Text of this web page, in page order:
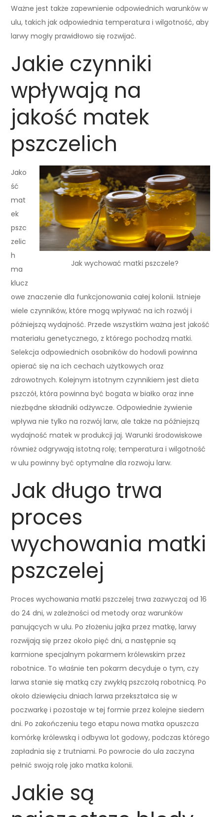
Ważne jest także zapewnienie odpowiednich warunków w
ulu, takich jak odpowiednia temperatura i wilgotność, aby
larwy mogły prawidłowo się rozwijać.
Jakie czynniki
wpływają na
jakość matek
pszczelich
Jak wychować matki pszczele?
Jako
ść
mat
ek
pszc
zelic
h
ma
klucz
owe znaczenie dla funkcjonowania całej kolonii. Istnieje
wiele czynników, które mogą wpływać na ich rozwój i
późniejszą wydajność. Przede wszystkim ważna jest jakość
materiału genetycznego, z którego pochodzą matki.
Selekcja odpowiednich osobników do hodowli powinna
opierać się na ich cechach użytkowych oraz
zdrowotnych. Kolejnym istotnym czynnikiem jest dieta
pszczół, która powinna być bogata w białko oraz inne
niezbędne składniki odżywcze. Odpowiednie żywienie
wpływa nie tylko na rozwój larw, ale także na późniejszą
wydajność matek w produkcji jaj. Warunki środowiskowe
również odgrywają istotną rolę; temperatura i wilgotność
w ulu powinny być optymalne dla rozwoju larw.
Jak długo trwa
proces
wychowania matki
pszczelej
Proces wychowania matki pszczelej trwa zazwyczaj od 16
do 24 dni, w zależności od metody oraz warunków
panujących w ulu. Po złożeniu jajka przez matkę, larwy
rozwijają się przez około pięć dni, a następnie są
karmione specjalnym pokarmem królewskim przez
robotnice. To właśnie ten pokarm decyduje o tym, czy
larwa stanie się matką czy zwykłą pszczołą robotnicą. Po
około dziewięciu dniach larwa przekształca się w
poczwarkę i pozostaje w tej formie przez kolejne siedem
dni. Po zakończeniu tego etapu nowa matka opuszcza
komórkę królewską i odbywa lot godowy, podczas którego
zapładnia się z trutniami. Po powrocie do ula zaczyna
pełnić swoją rolę jako matka kolonii.
Jakie są